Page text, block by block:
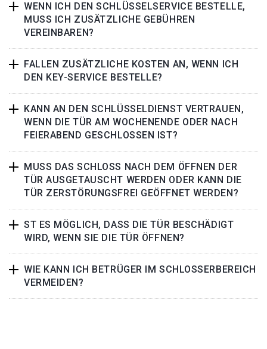
WENN ICH DEN SCHLÜSSELSERVICE BESTELLE,
MUSS ICH ZUSÄTZLICHE GEBÜHREN
VEREINBAREN?
FALLEN ZUSÄTZLICHE KOSTEN AN, WENN ICH
DEN KEY-SERVICE BESTELLE?
KANN AN DEN SCHLÜSSELDIENST VERTRAUEN,
WENN DIE TÜR AM WOCHENENDE ODER NACH
FEIERABEND GESCHLOSSEN IST?
MUSS DAS SCHLOSS NACH DEM ÖFFNEN DER
TÜR AUSGETAUSCHT WERDEN ODER KANN DIE
TÜR ZERSTÖRUNGSFREI GEÖFFNET WERDEN?
ST ES MÖGLICH, DASS DIE TÜR BESCHÄDIGT
WIRD, WENN SIE DIE TÜR ÖFFNEN?
WIE KANN ICH BETRÜGER IM SCHLOSSERBEREICH
VERMEIDEN?